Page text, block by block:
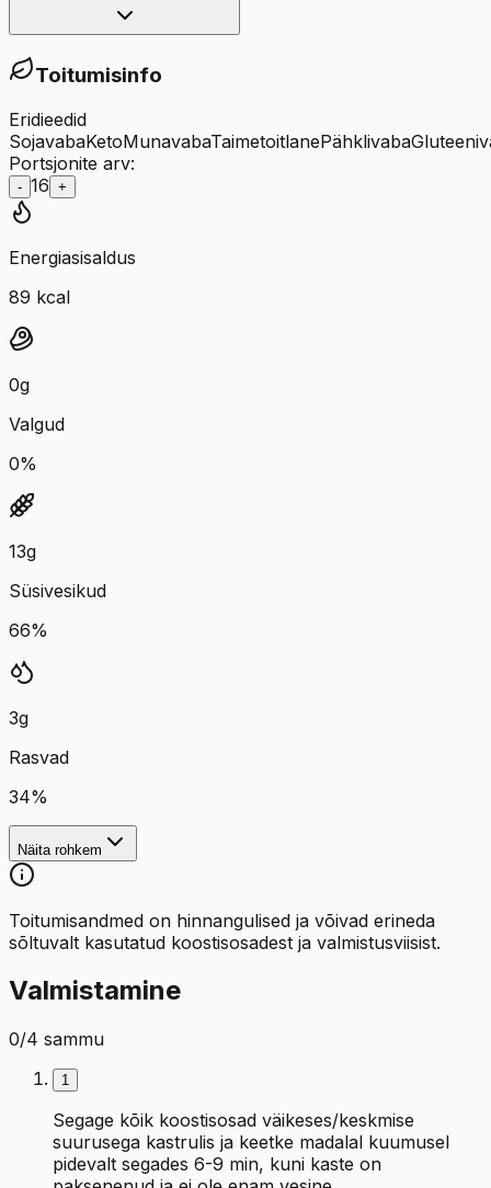
Toitumisinfo
Eridieedid
SojavabaKetoMunavabaTaimetoitlanePähklivaba
Portsjonite arv:
- 16 +
Energiasisaldus
89 kcal
0g
Valgud
0%
13g
Süsivesikud
66%
3g
Rasvad
34%
Näita rohkem
Toitumisandmed on hinnangulised ja võivad erineda
sõltuvalt kasutatud koostisosadest ja valmistusviisist.
Valmistamine
0/4 sammu
1
Segage kõik koostisosad väikeses/keskmise
suurusega kastrulis ja keetke madalal kuumusel
pidevalt segades 6-9 min, kuni kaste on